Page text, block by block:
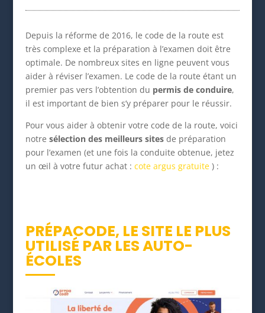
Depuis la réforme de 2016, le code de la route est
très complexe et la préparation à l’examen doit être
optimale. De nombreux sites en ligne peuvent vous
aider à réviser l’examen. Le code de la route étant un
premier pas vers l’obtention du permis de conduire,
il est important de bien s’y préparer pour le réussir.
Pour vous aider à obtenir votre code de la route, voici
notre sélection des meilleurs sitesde préparation
pour l’examen (et une fois la conduite obtenue, jetez
un œil à votre futur achat : cote argus gratuite) :
PRÉPACODE, LE SITE LE PLUS
UTILISÉ PAR LES AUTO-
ÉCOLES